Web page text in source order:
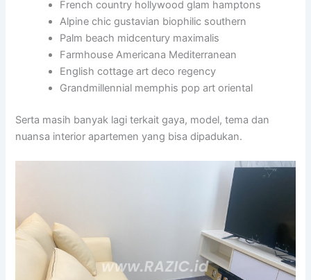
French country hollywood glam hamptons
Alpine chic gustavian biophilic southern
Palm beach midcentury maximalis
Farmhouse Americana Mediterranean
English cottage art deco regency
Grandmillennial memphis pop art oriental
Serta masih banyak lagi terkait gaya, model, tema dan
nuansa interior apartemen yang bisa dipadukan.